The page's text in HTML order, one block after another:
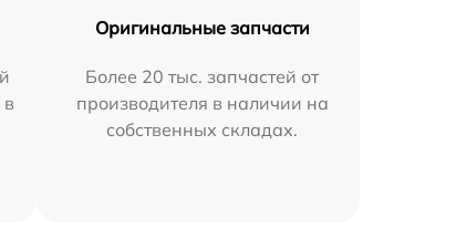
Оригинальные запчасти
Более 20 тыс. запчастей от
производителя в наличии на
собственных складах.